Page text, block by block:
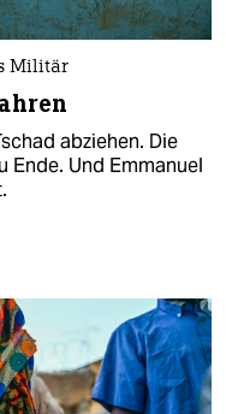
Militär
abziehen. Die
Ende. Und Emmanuel